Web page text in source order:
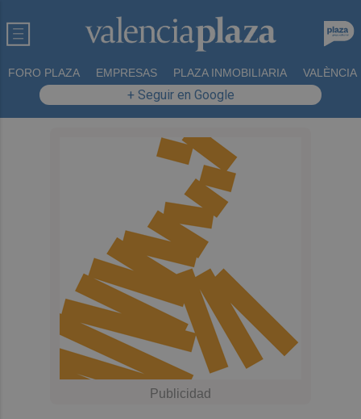
FORO PLAZA EMPRESAS PLAZA INMOBILIARIA VALÈNCIA
+ Seguir en Google